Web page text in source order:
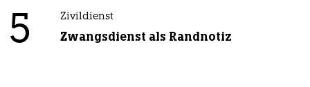
5 Zivildienst
Zwangsdienst als Randnotiz